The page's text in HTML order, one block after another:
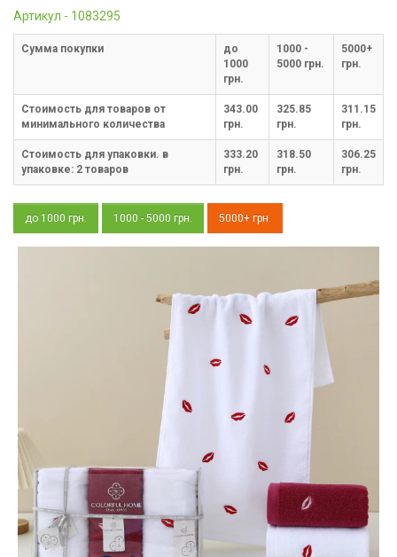
Артикул - 1083295
Cумма покупки
до
1000
грн.
1000 -
5000 грн.
5000+
грн.
Стоимость для товаров от
минимального количества
343.00
грн.
325.85
грн.
311.15
грн.
Стоимость для упаковки. в
упаковке: 2 товаров
333.20
грн.
318.50
грн.
306.25
грн.
до 1000 грн. 1000 - 5000 грн. 5000+ грн.